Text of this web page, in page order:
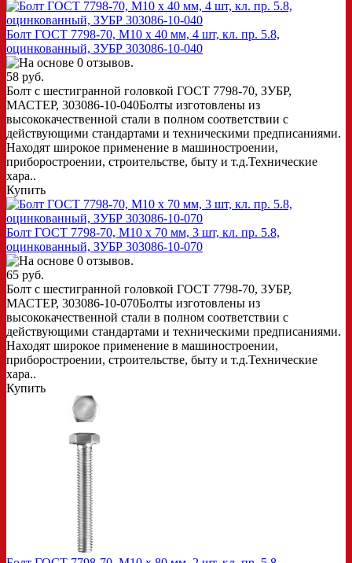
Болт ГОСТ 7798-70, M10 x 40 мм, 4 шт, кл. пр. 5.8,
оцинкованный, ЗУБР 303086-10-040
58 руб.
Болт с шестигранной головкой ГОСТ 7798-70, ЗУБР,
МАСТЕР, 303086-10-040Болты изготовлены из
высококачественной стали в полном соответствии с
действующими стандартами и техническими предписаниями.
Находят широкое применение в машиностроении,
приборостроении, строительстве, быту и т.д.Технические
хара..
Купить
Болт ГОСТ 7798-70, M10 x 70 мм, 3 шт, кл. пр. 5.8,
оцинкованный, ЗУБР 303086-10-070
65 руб.
Болт с шестигранной головкой ГОСТ 7798-70, ЗУБР,
МАСТЕР, 303086-10-070Болты изготовлены из
высококачественной стали в полном соответствии с
действующими стандартами и техническими предписаниями.
Находят широкое применение в машиностроении,
приборостроении, строительстве, быту и т.д.Технические
хара..
Купить